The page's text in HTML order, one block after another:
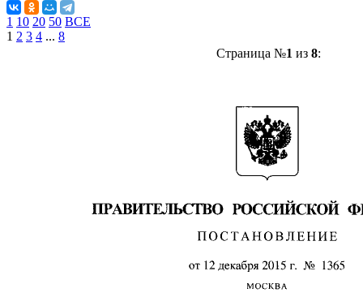
1 10 20 50 ВСЕ
1 2 3 4 ... 8
Страница №1 из 8: